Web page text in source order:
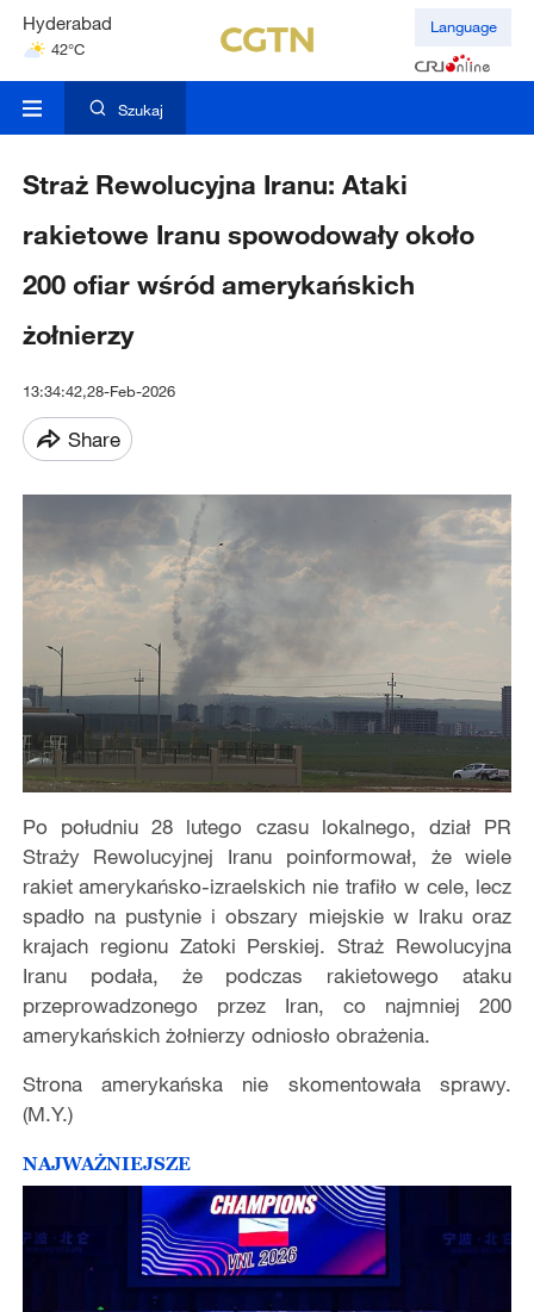
Hyderabad
42°C
Mumbai
Language
Szukaj
Straż Rewolucyjna Iranu: Ataki
rakietowe Iranu spowodowały około
200 ofiar wśród amerykańskich
żołnierzy
13:34:42,28-Feb-2026
Share
Po południu 28 lutego czasu lokalnego, dział PR
Straży Rewolucyjnej Iranu poinformował, że wiele
rakiet amerykańsko-izraelskich nie trafiło w cele, lecz
spadło na pustynie i obszary miejskie w Iraku oraz
krajach regionu Zatoki Perskiej. Straż Rewolucyjna
Iranu podała, że podczas rakietowego ataku
przeprowadzonego przez Iran, co najmniej 200
amerykańskich żołnierzy odniosło obrażenia.
Strona amerykańska nie skomentowała sprawy.
(M.Y.)
NAJWAŻNIEJSZE